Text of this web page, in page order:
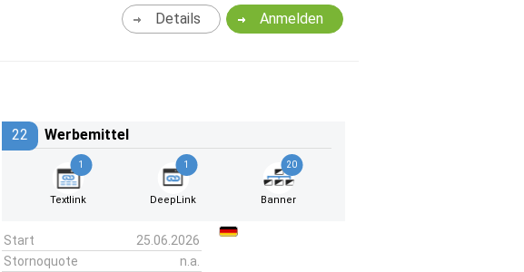
Anmelden
Details
22 Werbemittel
1
Textlink
1
DeepLink
20
Banner
Start
25.06.2026
Stornoquote
n.a.